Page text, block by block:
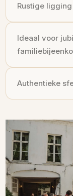
Rustige
Ideaal voor
Authentieke